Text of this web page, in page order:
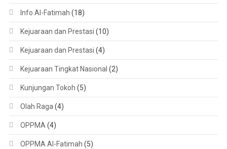
Info Al-Fatimah (18)
Kejuaraan dan Prestasi (10)
Kejuaraan dan Prestasi (4)
Kejuaraan Tingkat Nasional (2)
Kunjungan Tokoh (5)
Olah Raga (4)
OPPMA (4)
OPPMA Al-Fatimah (5)